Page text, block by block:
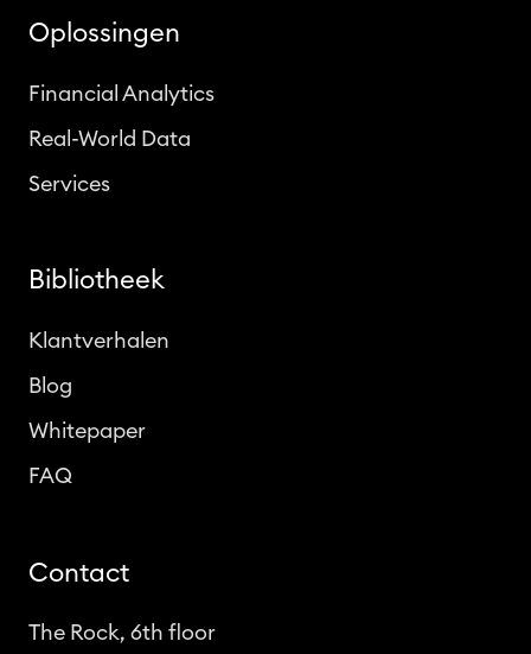
Oplossingen
Financial Analytics
Real-World Data
Services
Bibliotheek
Klantverhalen
Blog
Whitepaper
FAQ
Contact
The Rock, 6th floor